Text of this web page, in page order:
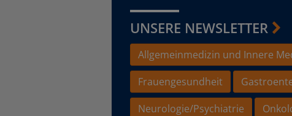
UNSERE NEWSLETTER
Allgemeinmedizin und Innere
Frauengesundheit
Neurologie/Psychiatrie